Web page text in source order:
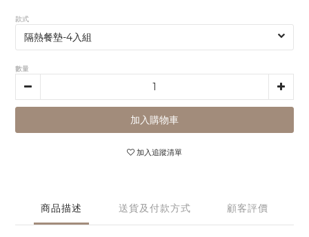
款式
數量
加入購物車
加入追蹤清單
商品描述 送貨及付款方式 顧客評價